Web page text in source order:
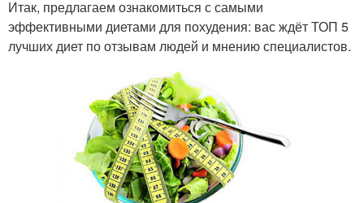
Итак, предлагаем ознакомиться с самыми
эффективными диетами для похудения: вас ждёт ТОП 5
лучших диет по отзывам людей и мнению специалистов.